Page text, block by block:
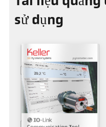
sử dụng